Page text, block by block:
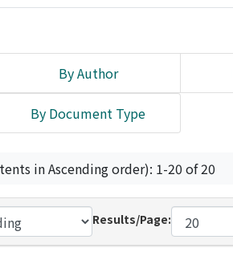
By Author
By Document Type
in Ascending order): 1-20 of 20
Results/Page: